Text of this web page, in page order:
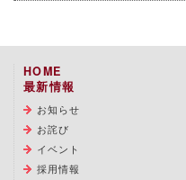
HOME
最新情報
お知らせ
お詫び
イベント
採用情報